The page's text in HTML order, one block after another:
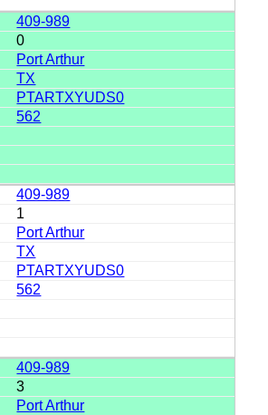
409-989
0
Port Arthur
TX
PTARTXYUDS0
562
409-989
1
Port Arthur
TX
PTARTXYUDS0
562
409-989
3
Port Arthur